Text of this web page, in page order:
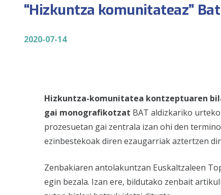
“Hizkuntza komunitateaz”
2020-07-14
Hizkuntza-komunitatea kontzeptuaren
gai monografikotzat BAT aldizkariko
prozesuetan gai zentrala izan ohi den
ezinbestekoak diren ezaugarriak aztertzen
Zenbakiaren antolakuntzan Euskaltzaleen
egin bezala. Izan ere, bildutako zenbait